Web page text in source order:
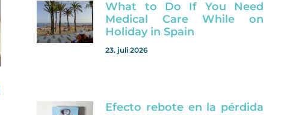
What to Do If You Need
Medical Care While on
Holiday in Spain
23. juli 2026
Efecto rebote en la pérdida